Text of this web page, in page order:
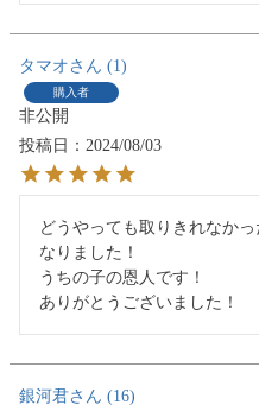
タマオ 1
購入者
非公開
投稿日
2024/08/03
どうやっても取りきれなか
なりました！
うちの子の恩人です！
ありがとうございました！
銀河君 16